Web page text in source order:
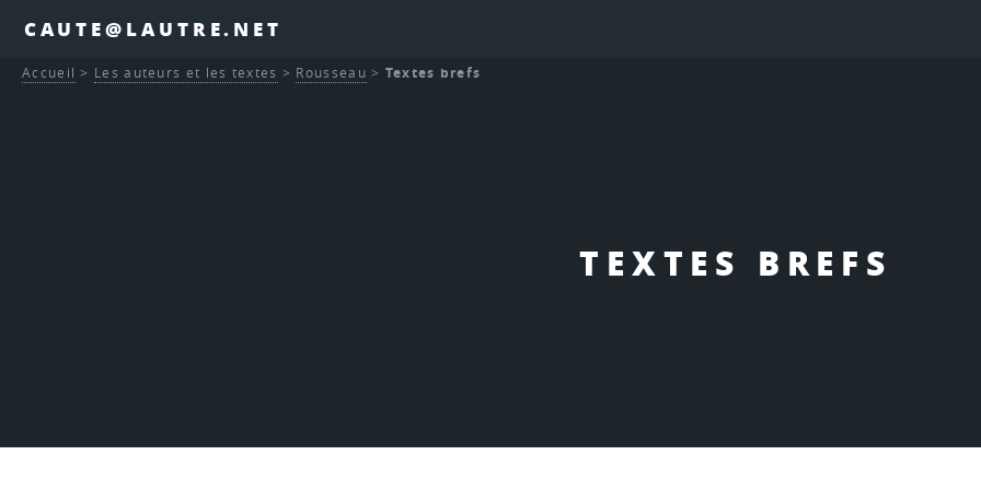
CAUTE@LAUTRE.NET
TEXTES BREFS
Accueil > Les auteurs et les textes > Rousseau > Textes brefs